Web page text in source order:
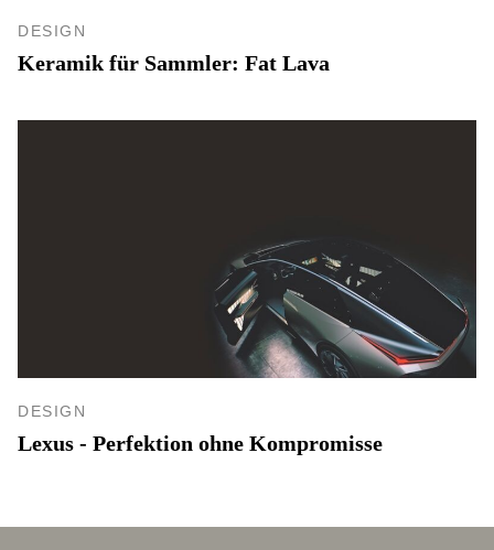
DESIGN
Keramik für Sammler: Fat Lava
DESIGN
Lexus - Perfektion ohne Kompromisse